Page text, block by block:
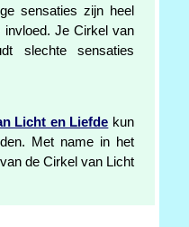
sensaties zijn heel
invloed. Je Cirkel van
slechte sensaties
Licht en Liefde kun
Met name in het
de Cirkel van Licht